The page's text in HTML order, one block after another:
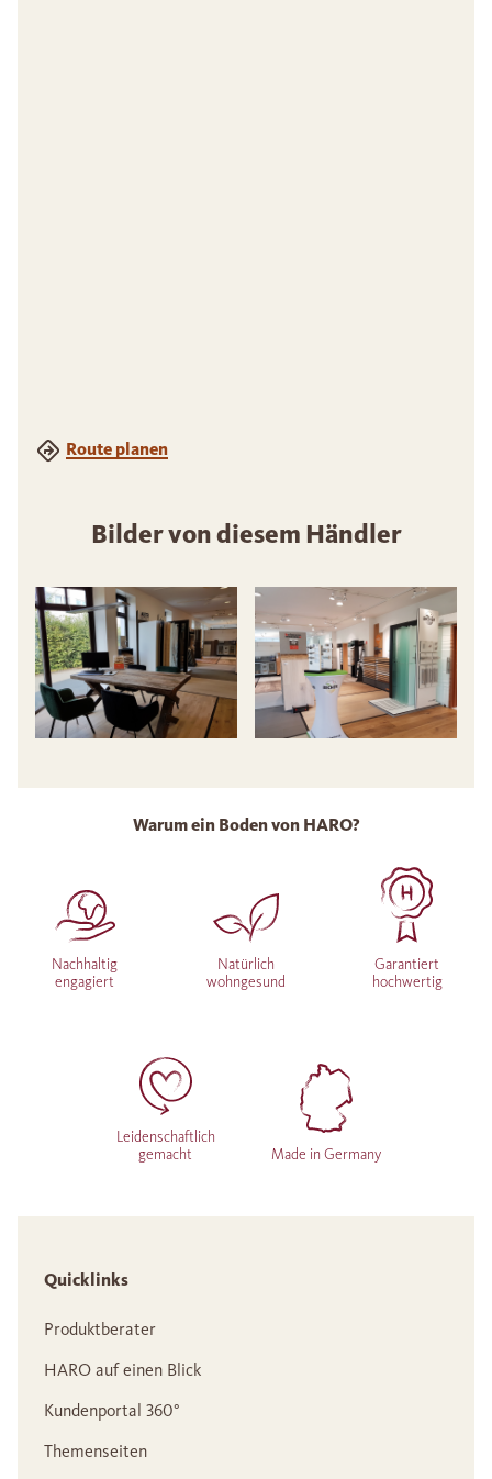
Route planen
Bilder von diesem Händler
Warum ein Boden von HARO?
Nachhaltig
engagiert
Natürlich
wohngesund
Garantiert
hochwertig
Leidenschaftlich
gemacht
Made in Germany
Quicklinks
Produktberater
HARO auf einen Blick
Kundenportal 360°
Themenseiten